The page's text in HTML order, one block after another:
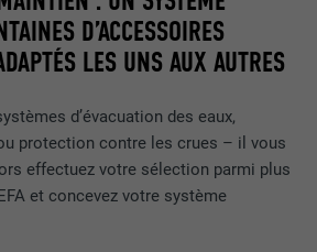
D’ACCESSOIRES
LES UNS AUX AUTRES
d’évacuation des eaux,
protection contre les crues – il vous
effectuez votre sélection parmi plus
et concevez votre système
3 mois
l'efficacité de la publicité sur les sites
Internet qui utilisent ses services.